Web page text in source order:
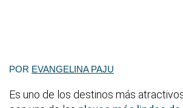
POR EVANGELINA PAJU
Es uno de los destinos más